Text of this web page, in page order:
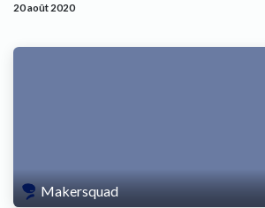
20 août 2020
Makersquad